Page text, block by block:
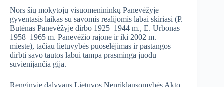
Nors šių mokytojų visuomenininkų Panevėžyje
gyventasis laikas su savomis realijomis labai skiriasi (P.
Būtėnas Panevėžyje dirbo 1925–1944 m., E. Urbonas –
1958–1965 m. Panevėžio rajone ir iki 2002 m. –
mieste), tačiau lietuvybės puoselėjimas ir pastangos
dirbti savo tautos labui tampa prasminga juodu
suvienijančia gija.